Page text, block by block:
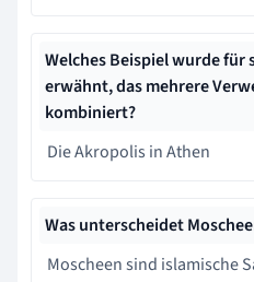
Welches Beispiel wurde
erwähnt, das mehrere
kombiniert?
Die Akropolis in Athen
Was unterscheidet
Moscheen sind islamische